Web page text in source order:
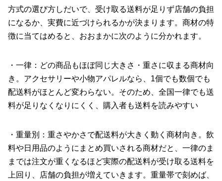
方式の選び方しだいで、受け取る送料が足りず店舗の負担
になるか、実費に近づけられるかが決まります。商材の特
徴に当てはめると、おおまかに次のように分かれます。
・一律：どの商品もほぼ同じ大きさ・重さに収まる商材向
き。アクセサリーや小物アパレルなら、1個でも数個でも
配送料がほとんど変わらない。そのため、全国一律でも送
料が足りなくなりにくく、購入者も送料を読みやすい
・重量別：重さやかさで配送料が大きく動く商材向き。飲
料や日用品のようにまとめ買いされる商材だと、一律のま
までは注文が重くなるほど実際の配送料が受け取る送料を
上回り、店舗の負担が増えていきます。重量帯で刻めば、